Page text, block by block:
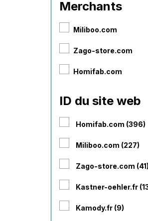
Merchants
Miliboo.com
Zago-store.com
Homifab.com
ID du site web
Homifab.com (396)
Miliboo.com (227)
Zago-store.com (41)
Kastner-oehler.fr
Kamody.fr (9)